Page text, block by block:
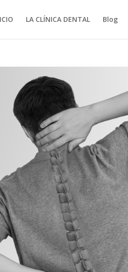
LA CLÍNICA DENTAL Blog